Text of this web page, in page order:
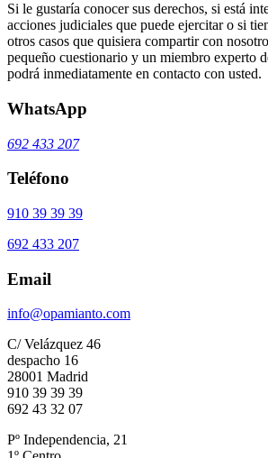
Si le gustaría conocer sus derechos, si está
acciones judiciales que puede ejercitar o si
otros casos que quisiera compartir con
pequeño cuestionario y un miembro experto
podrá inmediatamente en contacto con usted.
WhatsApp
692 433 207
Teléfono
910 39 39 39
692 433 207
Email
info@opamianto.com
C/ Velázquez 46
despacho 16
28001 Madrid
910 39 39 39
692 43 32 07
Pº Independencia, 21